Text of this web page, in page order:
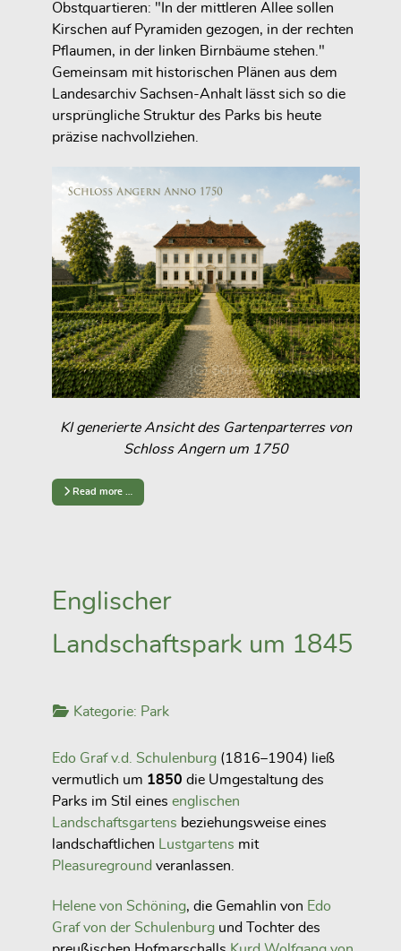
Obstquartieren: "In der mittleren Allee sollen
Kirschen auf Pyramiden gezogen, in der rechten
Pflaumen, in der linken Birnbäume stehen."
Gemeinsam mit historischen Plänen aus dem
Landesarchiv Sachsen-Anhalt lässt sich so die
ursprüngliche Struktur des Parks bis heute
präzise nachvollziehen.
KI generierte Ansicht des Gartenparterres von
Schloss Angern um 1750
Read more …
Englischer
Landschaftspark um 1845
Kategorie: Park
Edo Graf v.d. Schulenburg (1816–1904) ließ
vermutlich um 1850 die Umgestaltung des
Parks im Stil eines englischen
Landschaftsgartens beziehungsweise eines
landschaftlichen Lustgartens mit
Pleasureground veranlassen.
Helene von Schöning, die Gemahlin von Edo
Graf von der Schulenburg und Tochter des